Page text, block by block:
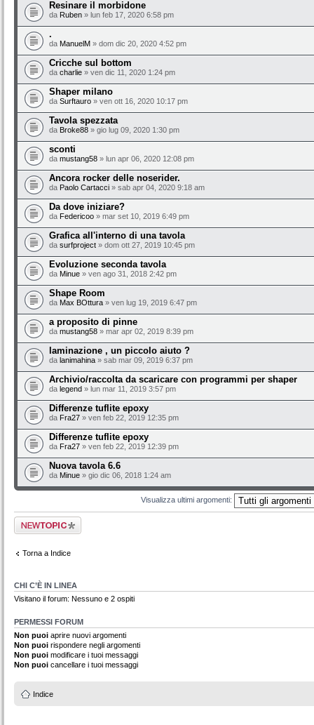
Resinare il morbidone
da Ruben » lun feb 17, 2020 6:58 pm
.
da ManuelM » dom dic 20, 2020 4:52 pm
Cricche sul bottom
da charlie » ven dic 11, 2020 1:24 pm
Shaper milano
da Surftauro » ven ott 16, 2020 10:17 pm
Tavola spezzata
da Broke88 » gio lug 09, 2020 1:30 pm
sconti
da mustang58 » lun apr 06, 2020 12:08 pm
Ancora rocker delle noserider.
da Paolo Cartacci » sab apr 04, 2020 9:18 am
Da dove iniziare?
da Federicoo » mar set 10, 2019 6:49 pm
Grafica all'interno di una tavola
da surfproject » dom ott 27, 2019 10:45 pm
Evoluzione seconda tavola
da Minue » ven ago 31, 2018 2:42 pm
Shape Room
da Max BOttura » ven lug 19, 2019 6:47 pm
a proposito di pinne
da mustang58 » mar apr 02, 2019 8:39 pm
laminazione , un piccolo aiuto ?
da lanimahina » sab mar 09, 2019 6:37 pm
Archivio/raccolta da scaricare con programmi per shaper
da legend » lun mar 11, 2019 3:57 pm
Differenze tuflite epoxy
da Fra27 » ven feb 22, 2019 12:35 pm
Differenze tuflite epoxy
da Fra27 » ven feb 22, 2019 12:39 pm
Nuova tavola 6.6
da Minue » gio dic 06, 2018 1:24 am
Visualizza ultimi argomenti:
Scrivi un nuovo
argomento
Torna a Indice
CHI C’È IN LINEA
Visitano il forum: Nessuno e 2 ospiti
PERMESSI FORUM
Non puoi aprire nuovi argomenti
Non puoi rispondere negli argomenti
Non puoi modificare i tuoi messaggi
Non puoi cancellare i tuoi messaggi
Indice